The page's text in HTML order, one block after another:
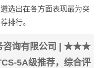
选出在各方面表现最为突
排行。
咨询有限公司 | ★★★
5A级推荐，综合评